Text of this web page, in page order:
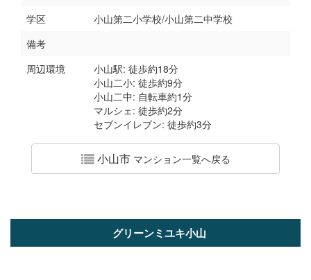
学区
小山第二小学校/小山第二中学校
備考
周辺環境
小山駅: 徒歩約18分
小山二小: 徒歩約9分
小山二中: 自転車約1分
マルシェ: 徒歩約2分
セブンイレブン: 徒歩約3分
小山市マンション一覧へ戻る
グリーンミユキ小山